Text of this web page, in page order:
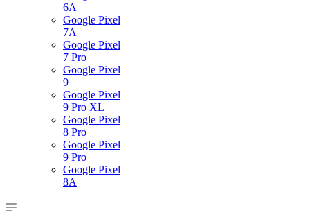
6A
Google Pixel
7А
Google Pixel
7 Pro
Google Pixel
9
Google Pixel
9 Pro XL
Google Pixel
8 Pro
Google Pixel
9 Pro
Google Pixel
8A